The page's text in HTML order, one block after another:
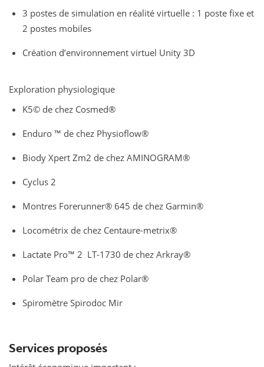
3 postes de simulation en réalité virtuelle : 1 poste fixe et
2 postes mobiles
Création d’environnement virtuel Unity 3D
Exploration physiologique
K5© de chez Cosmed®
Enduro ™ de chez Physioflow®
Biody Xpert Zm2 de chez AMINOGRAM®
Cyclus 2
Montres Forerunner® 645 de chez Garmin®
Locométrix de chez Centaure-metrix®
Lactate Pro™ 2 LT-1730 de chez Arkray®
Polar Team pro de chez Polar®
Spiromètre Spirodoc Mir
Services proposés